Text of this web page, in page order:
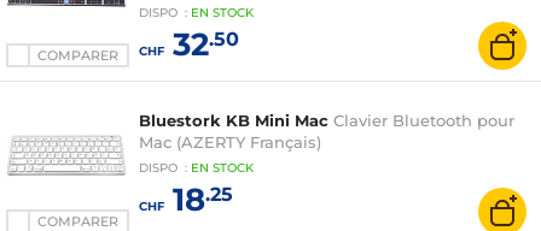
COMPARER
DISPO : EN STOCK
CHF32.50
COMPARER
Bluestork KB Mini Mac Clavier Bluetooth pour
Mac (AZERTY Français)
DISPO : EN STOCK
CHF18.25